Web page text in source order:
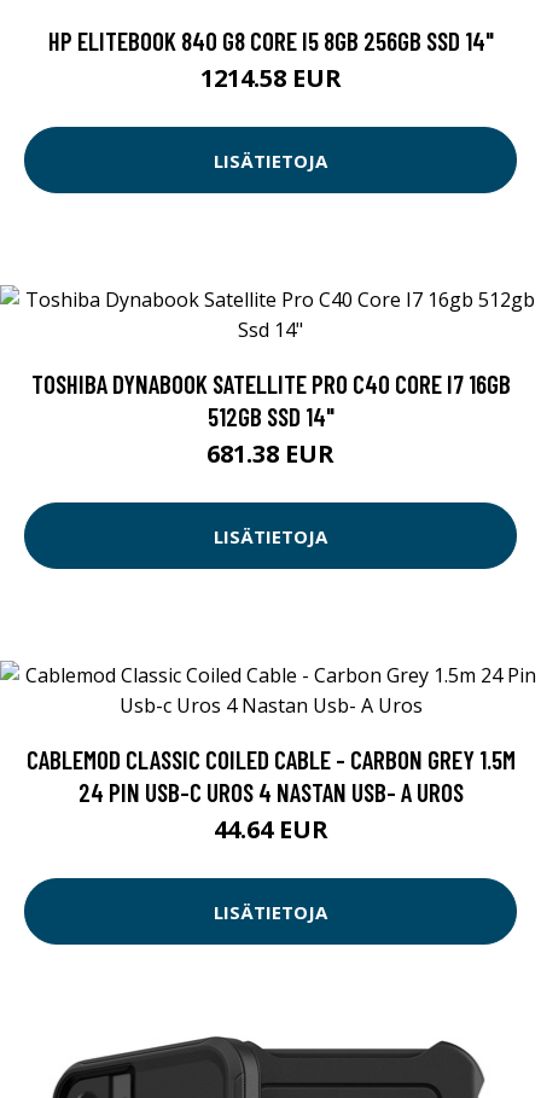
HP ELITEBOOK 840 G8 CORE I5 8GB 256GB SSD 14"
1214.58 EUR
LISÄTIETOJA
TOSHIBA DYNABOOK SATELLITE PRO C40 CORE I7 16GB
512GB SSD 14"
681.38 EUR
LISÄTIETOJA
CABLEMOD CLASSIC COILED CABLE - CARBON GREY 1.5M
24 PIN USB-C UROS 4 NASTAN USB- A UROS
44.64 EUR
LISÄTIETOJA